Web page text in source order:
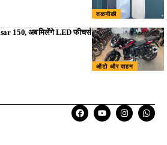
तकनीकी
ऑटो और वाहन
150, अब मिलेंगे LED फीचर्स और धांसू ग्राफिक्स